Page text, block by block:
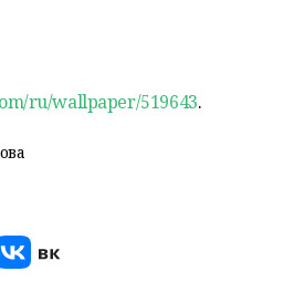
ru/wallpaper/519643.